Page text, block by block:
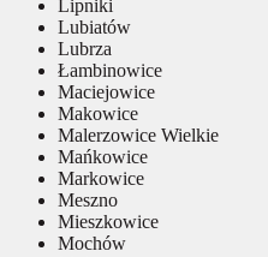
Lipniki
Lubiatów
Lubrza
Łambinowice
Maciejowice
Makowice
Malerzowice Wielkie
Mańkowice
Markowice
Meszno
Mieszkowice
Mochów